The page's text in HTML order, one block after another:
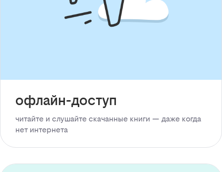
офлайн-доступ
читайте и слушайте скачанные книги — даже когда
нет интернета